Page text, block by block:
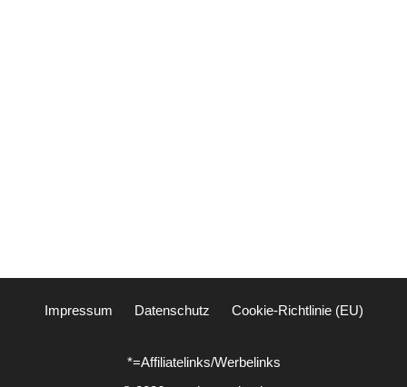
Impressum Datenschutz Cookie-Richtlinie (EU)
*=Affiliatelinks/Werbelinks